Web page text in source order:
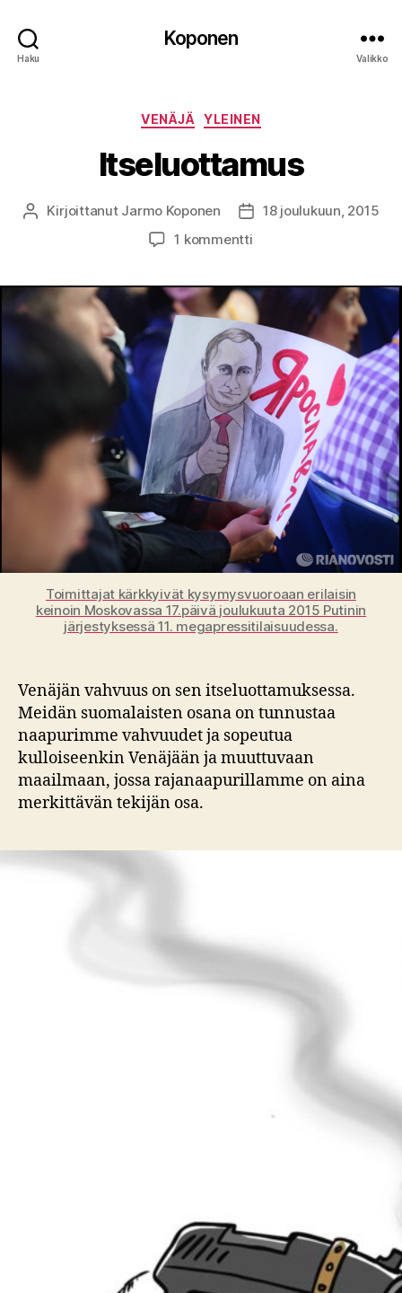
Haku
Koponen
Valikko
Kategoriat
VENÄJÄ YLEINEN
Itseluottamus
Kirjoittaja
Kirjoittanut Jarmo Koponen Julkaisupäivämäärä
18 joulukuun, 2015
1 kommenttiartikkeliin
Toimittajat kärkkyivät kysymysvuoroaan erilaisin
keinoin Moskovassa 17.päivä joulukuuta 2015 Putinin
järjestyksessä 11. megapressitilaisuudessa.
Venäjän vahvuus on sen itseluottamuksessa.
Meidän suomalaisten osana on tunnustaa
naapurimme vahvuudet ja sopeutua
kulloiseenkin Venäjään ja muuttuvaan
maailmaan, jossa rajanaapurillamme on aina
merkittävän tekijän osa.